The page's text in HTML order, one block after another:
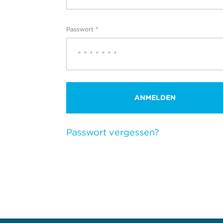
Passwort *
ANMELDEN
Passwort vergessen?